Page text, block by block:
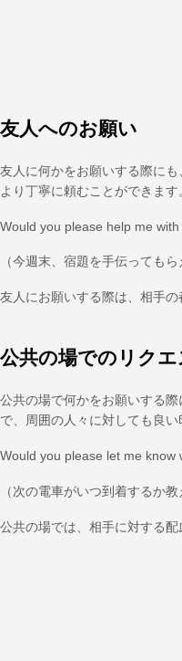
友人へのお願い
友人に何かをお願いする際に
より丁寧に頼むことができます
Would you please help me
（今週末、宿題を手伝ってもら
友人にお願いする際は、相手の
公共の場でのリクエ
公共の場で何かをお願いする
で、周囲の人々に対しても良い
Would you please let me
（次の電車がいつ到着するか
公共の場では、相手に対する配